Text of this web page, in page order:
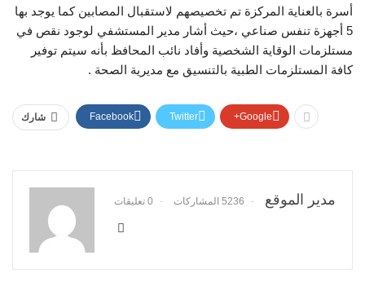
أسرة بالعناية المركزة تم تخصيصهم لاستقبال المصابين كما يوجد بها
5 أجهزة تنفس صناعي ،حيث أشار مدير المستشفي لوجود نقص في
مستلزمات الوقاية الشخصية وأفاد نائب المحافظ بأنه سيتم توفير
كافة المستلزمات الطبية بالتنسيق مع مديرية الصحة .
شارك Facebook Twitter Google+
مدير الموقع 5236 المشاركات 0 تعليقات